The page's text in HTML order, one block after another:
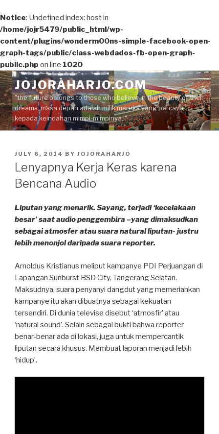
Notice: Undefined index: host in
/home/jojr5479/public_html/wp-
content/plugins/wonderm00ns-simple-facebook-open-
graph-tags/public/class-webdados-fb-open-graph-
public.php on line 1020
Skip
to
content
JOJORAHARJO.COM
"the future belongs to those who believe in the beauty of their
dreams, masa depan adalah milik mereka yang percaya
kepada keindahan mimpi-mimpinya.."
POSTED
ON
JULY 6, 2014 BY JOJORAHARJO
Lenyapnya Kerja Keras karena
Bencana Audio
Liputan yang menarik. Sayang, terjadi ‘kecelakaan
besar’ saat audio penggembira –yang dimaksudkan
sebagai atmosfer atau suara natural liputan- justru
lebih menonjol daripada suara reporter.
Arnoldus Kristianus meliput kampanye PDI Perjuangan di
Lapangan Sunburst BSD City, Tangerang Selatan.
Maksudnya, suara penyanyi dangdut yang memeriahkan
kampanye itu akan dibuatnya sebagai kekuatan
tersendiri. Di dunia televise disebut ‘atmosfir’ atau
‘natural sound’. Selain sebagai bukti bahwa reporter
benar-benar ada di lokasi, juga untuk mempercantik
liputan secara khusus. Membuat laporan menjadi lebih
‘hidup’.